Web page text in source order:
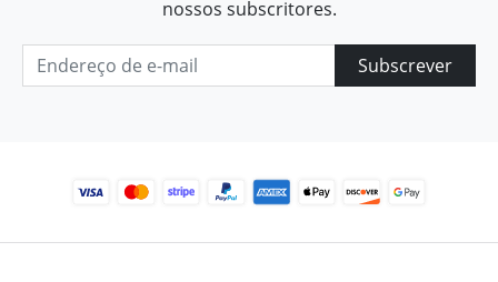
nossos subscritores.
Subscrever